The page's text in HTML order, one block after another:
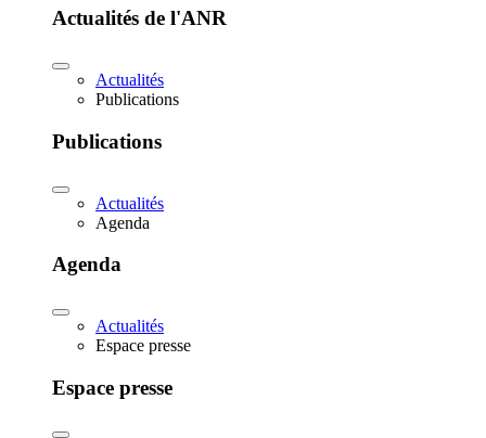
Actualités de l'ANR
Actualités
Publications
Publications
Actualités
Agenda
Agenda
Actualités
Espace presse
Espace presse